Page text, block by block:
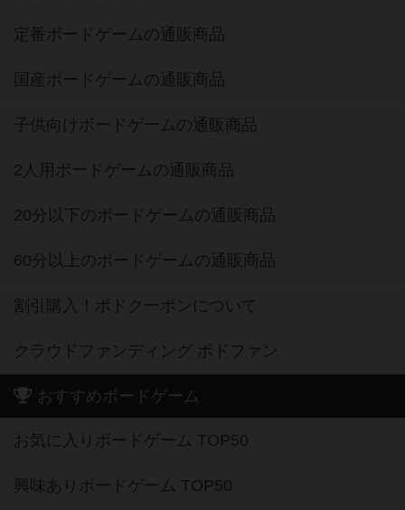
定番ボードゲームの通販商品
国産ボードゲームの通販商品
子供向けボードゲームの通販商品
2人用ボードゲームの通販商品
20分以下のボードゲームの通販商品
60分以上のボードゲームの通販商品
割引購入！ボドクーポンについて
クラウドファンディング ボドファン
おすすめボードゲーム
お気に入りボードゲーム TOP50
興味ありボードゲーム TOP50